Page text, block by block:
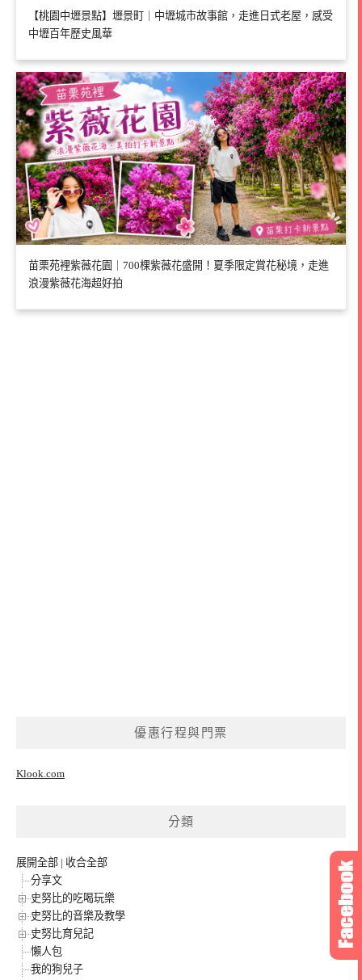
【桃園中壢景點】壢景町｜中壢城市故事館，走進日式老屋，感受
中壢百年歷史風華
苗栗苑裡紫薇花園｜700棵紫薇花盛開！夏季限定賞花秘境，走進
浪漫紫薇花海超好拍
優惠行程與門票
Klook.com
分類
展開全部 | 收合全部
分享文
史努比的吃喝玩樂
史努比的音樂及教學
史努比育兒記
懶人包
我的狗兒子